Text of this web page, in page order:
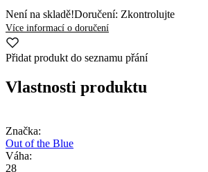
Není na skladě!Doručení: Zkontrolujte
Více informací o doručení
Přidat produkt do seznamu přání
Vlastnosti produktu
Značka:
Out of the Blue
Váha:
28